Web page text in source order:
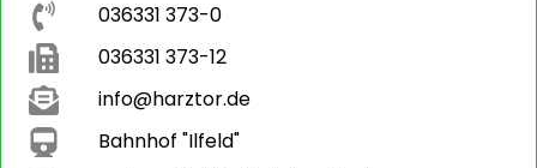
036331 373-0
036331 373-12
info@harztor.de
Bahnhof "Ilfeld"